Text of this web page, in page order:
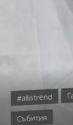
#allistrend
Събития